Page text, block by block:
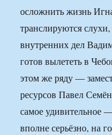
осложнить жизнь
транслируются
внутренних дел
готов вылететь в
этом же ряду —
ресурсов Павел
самое удивительное
вполне серьёзно, на